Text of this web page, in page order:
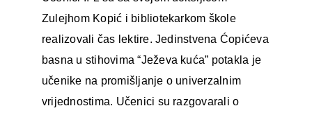
Zulejhom Kopić i bibliotekarkom škole
realizovali čas lektire. Jedinstvena Ćopićeva
basna u stihovima “Ježeva kuća” potakla je
učenike na promišljanje o univerzalnim
vrijednostima. Učenici su razgovarali o